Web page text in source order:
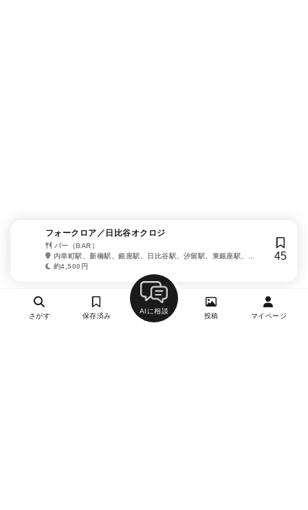
フォークロア／日比谷オクロジ
バー（BAR）
内幸町駅、新橋駅、銀座駅、日比谷駅、汐留駅、東銀座駅、有
楽町駅約4,500円
45
さがす 保存済み
AIに相談
投稿 マイページ